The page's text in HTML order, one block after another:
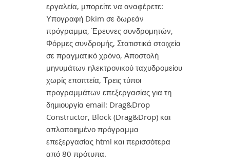
εργαλεία, μπορείτε να αναφέρετε:
Υπογραφή Dkim σε δωρεάν
πρόγραμμα, Έρευνες συνδρομητών,
Φόρμες συνδρομής, Στατιστικά στοιχεία
σε πραγματικό χρόνο, Αποστολή
μηνυμάτων ηλεκτρονικού ταχυδρομείου
χωρίς εποπτεία, Τρεις τύποι
προγραμμάτων επεξεργασίας για τη
δημιουργία email: Drag&Drop
Constructor, Block (Drag&Drop) και
απλοποιημένο πρόγραμμα
επεξεργασίας html και περισσότερα
από 80 πρότυπα.